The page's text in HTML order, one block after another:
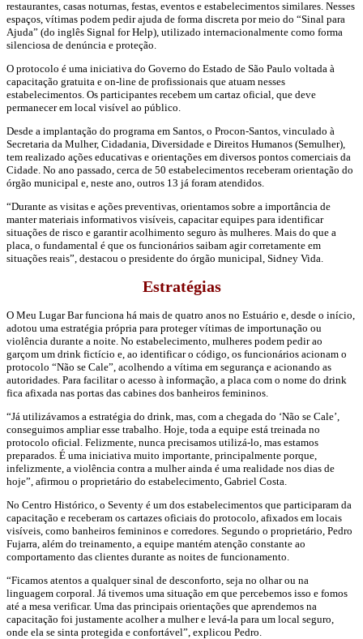
restaurantes, casas noturnas, festas, eventos e estabelecimentos similares. Nesses
espaços, vítimas podem pedir ajuda de forma discreta por meio do “Sinal para
Ajuda” (do inglês Signal for Help), utilizado internacionalmente como forma
silenciosa de denúncia e proteção.
O protocolo é uma iniciativa do Governo do Estado de São Paulo voltada à
capacitação gratuita e on-line de profissionais que atuam nesses
estabelecimentos. Os participantes recebem um cartaz oficial, que deve
permanecer em local visível ao público.
Desde a implantação do programa em Santos, o Procon-Santos, vinculado à
Secretaria da Mulher, Cidadania, Diversidade e Direitos Humanos (Semulher),
tem realizado ações educativas e orientações em diversos pontos comerciais da
Cidade. No ano passado, cerca de 50 estabelecimentos receberam orientação do
órgão municipal e, neste ano, outros 13 já foram atendidos.
“Durante as visitas e ações preventivas, orientamos sobre a importância de
manter materiais informativos visíveis, capacitar equipes para identificar
situações de risco e garantir acolhimento seguro às mulheres. Mais do que a
placa, o fundamental é que os funcionários saibam agir corretamente em
situações reais”, destacou o presidente do órgão municipal, Sidney Vida.
Estratégias
O Meu Lugar Bar funciona há mais de quatro anos no Estuário e, desde o início,
adotou uma estratégia própria para proteger vítimas de importunação ou
violência durante a noite. No estabelecimento, mulheres podem pedir ao
garçom um drink fictício e, ao identificar o código, os funcionários acionam o
protocolo “Não se Cale”, acolhendo a vítima em segurança e acionando as
autoridades. Para facilitar o acesso à informação, a placa com o nome do drink
fica afixada nas portas das cabines dos banheiros femininos.
“Já utilizávamos a estratégia do drink, mas, com a chegada do ‘Não se Cale’,
conseguimos ampliar esse trabalho. Hoje, toda a equipe está treinada no
protocolo oficial. Felizmente, nunca precisamos utilizá-lo, mas estamos
preparados. É uma iniciativa muito importante, principalmente porque,
infelizmente, a violência contra a mulher ainda é uma realidade nos dias de
hoje”, afirmou o proprietário do estabelecimento, Gabriel Costa.
No Centro Histórico, o Seventy é um dos estabelecimentos que participaram da
capacitação e receberam os cartazes oficiais do protocolo, afixados em locais
visíveis, como banheiros femininos e corredores. Segundo o proprietário, Pedro
Fujarra, além do treinamento, a equipe mantém atenção constante ao
comportamento das clientes durante as noites de funcionamento.
“Ficamos atentos a qualquer sinal de desconforto, seja no olhar ou na
linguagem corporal. Já tivemos uma situação em que percebemos isso e fomos
até a mesa verificar. Uma das principais orientações que aprendemos na
capacitação foi justamente acolher a mulher e levá-la para um local seguro,
onde ela se sinta protegida e confortável”, explicou Pedro.